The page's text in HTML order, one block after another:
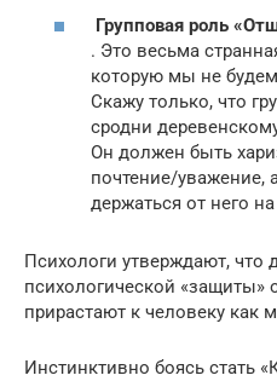
Групповая роль
. Это весьма
которую мы не бу­дем
Скажу только, что
сродни
Он должен быть
почтение/уважение,
держаться от него
Психологи утверждают, что
психологической «защиты»
прирастают к человеку как
Инстинктивно боясь стать